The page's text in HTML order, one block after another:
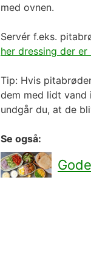
med ovnen.
Servér f.eks.
her dressing der
Tip: Hvis
dem med lidt vand
undgår du, at de
Se også: